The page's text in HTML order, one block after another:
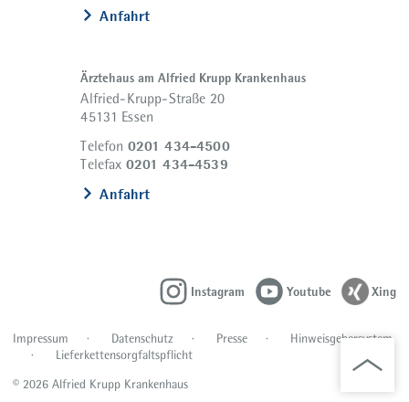
Anfahrt
Ärztehaus am Alfried Krupp Krankenhaus
Alfried-Krupp-Straße 20
45131 Essen
Telefon 0201 434-4500
Telefax 0201 434-4539
Anfahrt
© 2026 Alfried Krupp Krankenhaus
Impressum Datenschutz Presse
Hinweisgebersystem
Lieferkettensorgfaltspflicht
Instagram Youtube Xing